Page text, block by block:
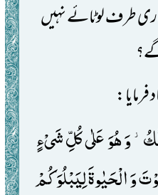
طرف لوٹائے نہیں
فرمایا:
وَ هُوَ عَلٰى كُلِّ شَیْءٍ
وَ الْحَیٰوةَ لِیَبْلُوَكُمْ